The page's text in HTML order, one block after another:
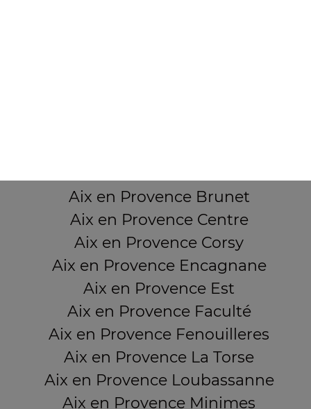
Aix en Provence Brunet
Aix en Provence Centre
Aix en Provence Corsy
Aix en Provence Encagnane
Aix en Provence Est
Aix en Provence Faculté
Aix en Provence Fenouilleres
Aix en Provence La Torse
Aix en Provence Loubassanne
Aix en Provence Minimes